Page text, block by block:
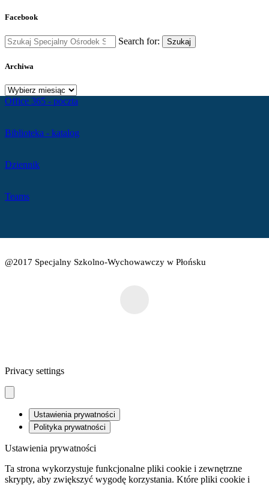
Facebook
Search for: Szukaj
Archiwa
Archiwa
Office 365 - poczta
Biblioteka - katalog
Dziennik
Teams
@2017 Specjalny Szkolno-Wychowawczy w Płońsku
Privacy settings
Ustawienia prywatności
Polityka prywatności
Ustawienia prywatności
Ta strona wykorzystuje funkcjonalne pliki cookie i zewnętrzne
skrypty, aby zwiększyć wygodę korzystania. Które pliki cookie i